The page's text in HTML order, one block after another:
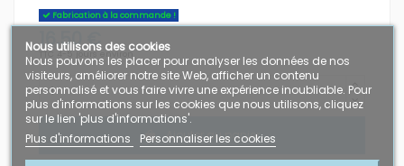
Fabrication à la commande !
16,50 €
TTC 4-5 jours environ
Ajouter au panier
Nous utilisons des cookies
Nous pouvons les placer pour analyser les données de nos
visiteurs, améliorer notre site Web, afficher un contenu
personnalisé et vous faire vivre une expérience inoubliable. Pour
plus d'informations sur les cookies que nous utilisons, cliquez
sur le lien 'plus d'informations'.
Plus d'informations
Personnaliser les cookies